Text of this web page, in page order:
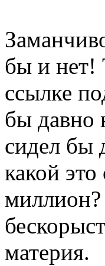
бы и нет!
ссылке
бы давно
сидел бы
какой
материя.